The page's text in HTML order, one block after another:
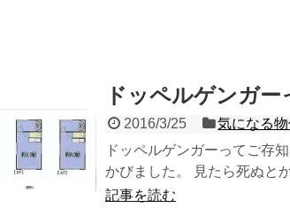
ドッペルゲンガ
2016/3/25 気になる
ドッペルゲンガーってご存
かびました。 見たら死ぬと
記事を読む